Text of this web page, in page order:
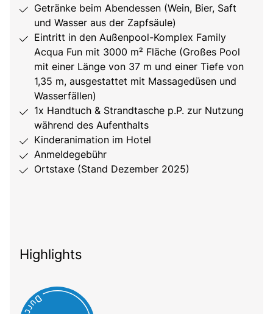
Getränke beim Abendessen (Wein, Bier, Saft
und Wasser aus der Zapfsäule)
Eintritt in den Außenpool-Komplex Family
Acqua Fun mit 3000 m² Fläche (Großes Pool
mit einer Länge von 37 m und einer Tiefe von
1,35 m, ausgestattet mit Massagedüsen und
Wasserfällen)
1x Handtuch & Strandtasche p.P. zur Nutzung
während des Aufenthalts
Kinderanimation im Hotel
Anmeldegebühr
Ortstaxe (Stand Dezember 2025)
Highlights